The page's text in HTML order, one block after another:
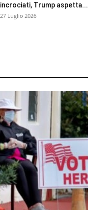
incrociati, Trump aspetta...
27 Luglio 2026